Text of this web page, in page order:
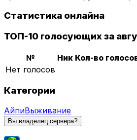
Статистика онлайна
ТОП-10 голосующих за
№ Ник Кол-во
Нет голосов
Категории
АйпиВыживание
Вы владелец сервера?